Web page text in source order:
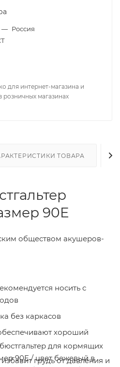
— Россия
для интернет-магазина и
розничных магазинах
ТОВАРА
90E
обществом акушеров-
носить с
без каркасов
хороший
грудь от давления и
для кормящих
90E / цвет бежевый в